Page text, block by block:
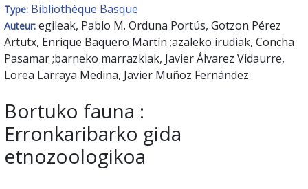
Type: Bibliothèque Basque
Auteur: egileak, Pablo M. Orduna Portús, Gotzon Pérez
Artutx, Enrique Baquero Martín ;azaleko irudiak, Concha
Pasamar ;barneko marrazkiak, Javier Álvarez Vidaurre,
Lorea Larraya Medina, Javier Muñoz Fernández
Bortuko fauna :
Erronkaribarko gida
etnozoologikoa